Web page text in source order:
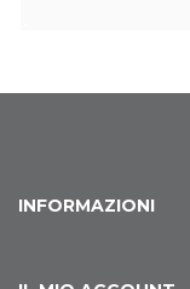
INFORMAZIONI